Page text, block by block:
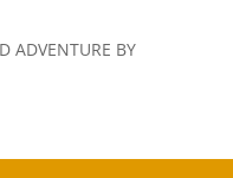
ADVENTURE BY